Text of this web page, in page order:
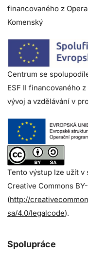
financovaného z
Komenský
Centrum se
ESF II financovaného
vývoj a vzdělávání v
Tento výstup lze užít v
Creative Commons
(http://
sa/4.0/legalcode).
Spolupráce